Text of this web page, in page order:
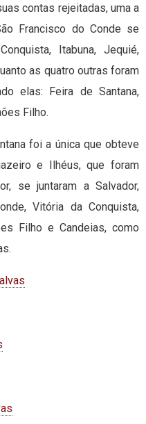
contas rejeitadas, uma a
Francisco do Conde se
Itabuna, Jequié,
as quatro outras foram
elas: Feira de Santana,
Filho.
foi a única que obteve
e Ilhéus, que foram
se juntaram a Salvador,
Vitória da Conquista,
Filho e Candeias, como